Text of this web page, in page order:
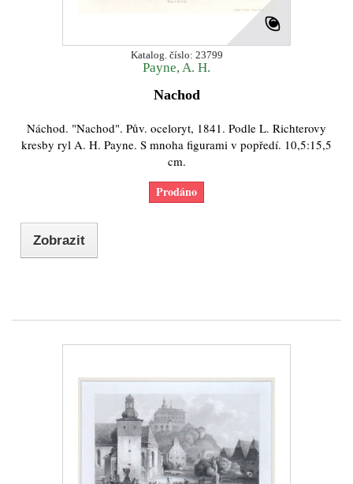
Katalog. číslo: 23799
Payne, A. H.
Nachod
Náchod. "Nachod". Pův. oceloryt, 1841. Podle L. Richterovy
kresby ryl A. H. Payne. S mnoha figurami v popředí. 10,5:15,5
cm.
Prodáno
Zobrazit